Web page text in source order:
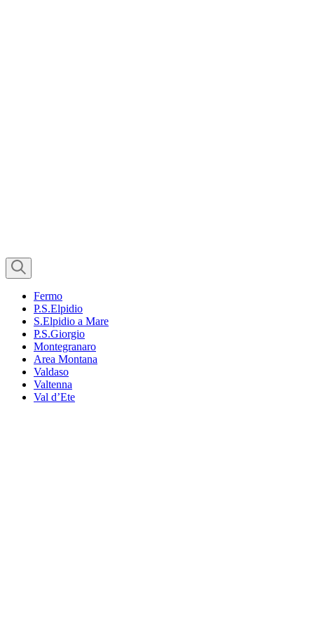
Fermo
P.S.Elpidio
S.Elpidio a Mare
P.S.Giorgio
Montegranaro
Area Montana
Valdaso
Valtenna
Val d’Ete